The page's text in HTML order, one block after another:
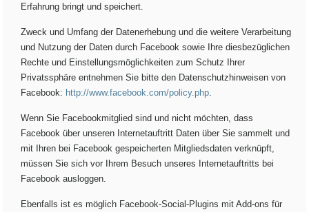
Erfahrung bringt und speichert.
Zweck und Umfang der Datenerhebung und die weitere Verarbeitung
und Nutzung der Daten durch Facebook sowie Ihre diesbezüglichen
Rechte und Einstellungsmöglichkeiten zum Schutz Ihrer
Privatssphäre entnehmen Sie bitte den Datenschutzhinweisen von
Facebook: http://www.facebook.com/policy.php
Wenn Sie Facebookmitglied sind und nicht möchten, dass
Facebook über unseren Internetauftritt Daten über Sie sammelt und
mit Ihren bei Facebook gespeicherten Mitgliedsdaten verknüpft,
müssen Sie sich vor Ihrem Besuch unseres Internetauftritts bei
Facebook ausloggen.
Ebenfalls ist es möglich Facebook-Social-Plugins mit Add-ons für